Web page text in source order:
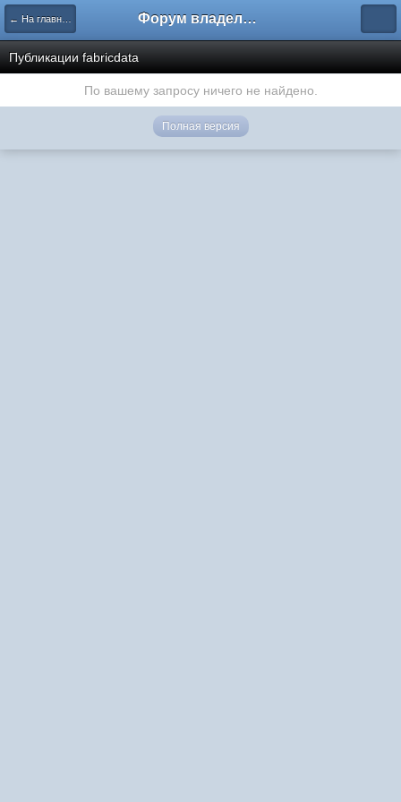
← На главную Форум владельцев интернет-магазинов
Публикации fabricdata
По вашему запросу ничего не найдено.
Полная версия